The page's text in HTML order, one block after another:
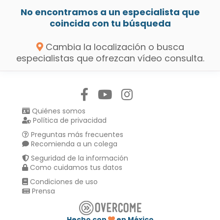
No encontramos a un especialista que
coincida con tu búsqueda
Cambia la localización o busca
especialistas que ofrezcan vídeo consulta.
Quiénes somos
Política de privacidad
Preguntas más frecuentes
Recomienda a un colega
Seguridad de la información
Como cuidamos tus datos
Condiciones de uso
Prensa